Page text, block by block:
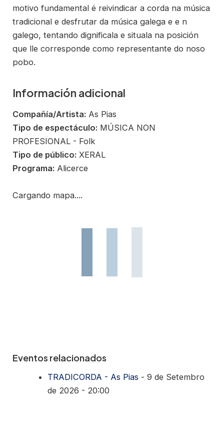
motivo fundamental é reivindicar a corda na música
tradicional e desfrutar da música galega e e n
galego, tentando dignificala e situala na posición
que lle corresponde como representante do noso
pobo.
Información adicional
Compañía/Artista: As Pias
Tipo de espectáculo: MÚSICA NON
PROFESIONAL - Folk
Tipo de público: XERAL
Programa: Alicerce
Cargando mapa....
Eventos relacionados
TRADICORDA - As Pias - 9 de Setembro
de 2026 - 20:00